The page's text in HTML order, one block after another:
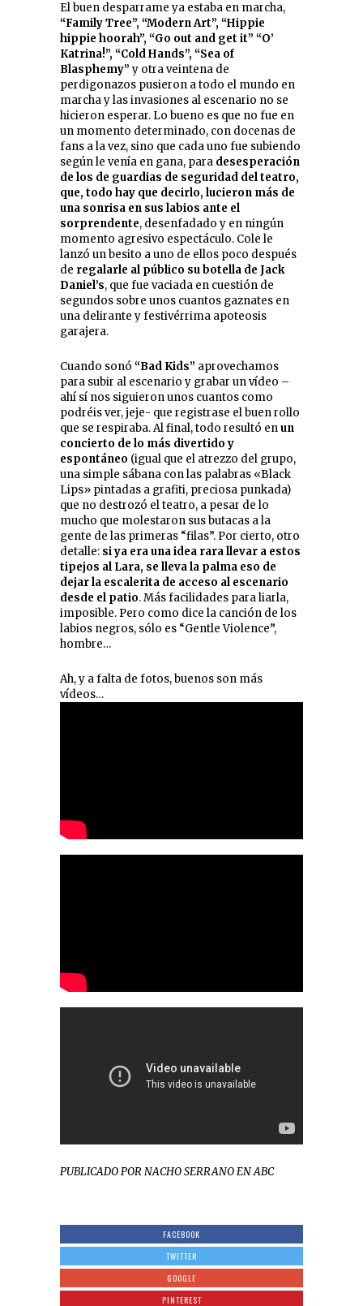
El buen desparrame ya estaba en marcha,
“Family Tree”, “Modern Art”, “Hippie
hippie hoorah”, “Go out and get it” “O’
Katrina!”, “Cold Hands”, “Sea of
Blasphemy” y otra veintena de
perdigonazos pusieron a todo el mundo en
marcha y las invasiones al escenario no se
hicieron esperar. Lo bueno es que no fue en
un momento determinado, con docenas de
fans a la vez, sino que cada uno fue subiendo
según le venía en gana, para desesperación
de los de guardias de seguridad del teatro,
que, todo hay que decirlo, lucieron más de
una sonrisa en sus labios ante el
sorprendente, desenfadado y en ningún
momento agresivo espectáculo. Cole le
lanzó un besito a uno de ellos poco después
de regalarle al público su botella de Jack
Daniel’s, que fue vaciada en cuestión de
segundos sobre unos cuantos gaznates en
una delirante y festivérrima apoteosis
garajera.
Cuando sonó “Bad Kids” aprovechamos
para subir al escenario y grabar un vídeo –
ahí sí nos siguieron unos cuantos como
podréis ver, jeje- que registrase el buen rollo
que se respiraba. Al final, todo resultó enun
concierto de lo más divertido y
espontáneo (igual que el atrezzo del grupo,
una simple sábana con las palabras «Black
Lips» pintadas a grafiti, preciosa punkada)
que no destrozó el teatro, a pesar de lo
mucho que molestaron sus butacas a la
gente de las primeras “filas”. Por cierto, otro
detalle: si ya era una idea rara llevar a estos
tipejos al Lara, se lleva la palma eso de
dejar la escalerita de acceso al escenario
desde el patio. Más facilidades para liarla,
imposible. Pero como dice la canción de los
labios negros, sólo es “Gentle Violence”,
hombre…
Ah, y a falta de fotos, buenos son más
vídeos…
PUBLICADO POR NACHO SERRANO EN ABC
FACEBOOK
TWITTER
GOOGLE
PINTEREST